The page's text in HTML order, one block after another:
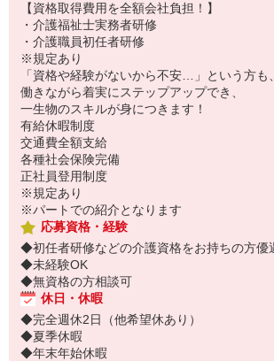
【資格取得費用を全額会社負担！】
・介護福祉士実務者研修
・介護職員初任者研修
※規定あり
「資格や経験がないから不安…」という方も、
働きながら着実にステップアップでき、
一生物のスキルが身につきます！
有給休暇制度
交通費全額支給
各種社会保険完備
正社員登用制度
※規定あり
※パートでの紹介となります
応募資格・経験
◆初任者研修などの介護資格をお持ちの方優
◆未経験OK
◆無資格の方相談可
休日・休暇
◆完全週休2日（他希望休あり）
◆夏季休暇
◆年末年始休暇